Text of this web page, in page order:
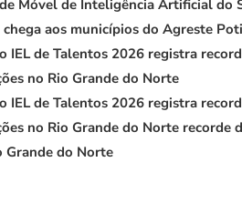
Móvel de Inteligência Artificial do
chega aos municípios do Agreste
IEL de Talentos 2026 registra
no Rio Grande do Norte
IEL de Talentos 2026 registra
no Rio Grande do Norte recorde
Grande do Norte